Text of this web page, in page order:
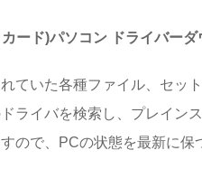
ード)パソコン ドライバーダ
ていた各種ファイル、セッ
ライバを検索し、プレイン
ので、PCの状態を最新に保